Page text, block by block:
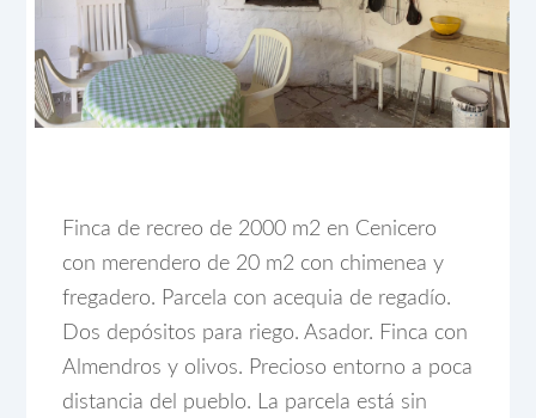
Finca de recreo de 2000 m2 en Cenicero
con merendero de 20 m2 con chimenea y
fregadero. Parcela con acequia de regadío.
Dos depósitos para riego. Asador. Finca con
Almendros y olivos. Precioso entorno a poca
distancia del pueblo. La parcela está sin